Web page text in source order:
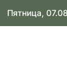
Skip
Пятница,